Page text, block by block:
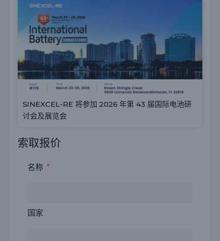
SINEXCEL-RE 将参加 2026 年第 43 届国际电池研
讨会及展览会
索取报价
名称
国家